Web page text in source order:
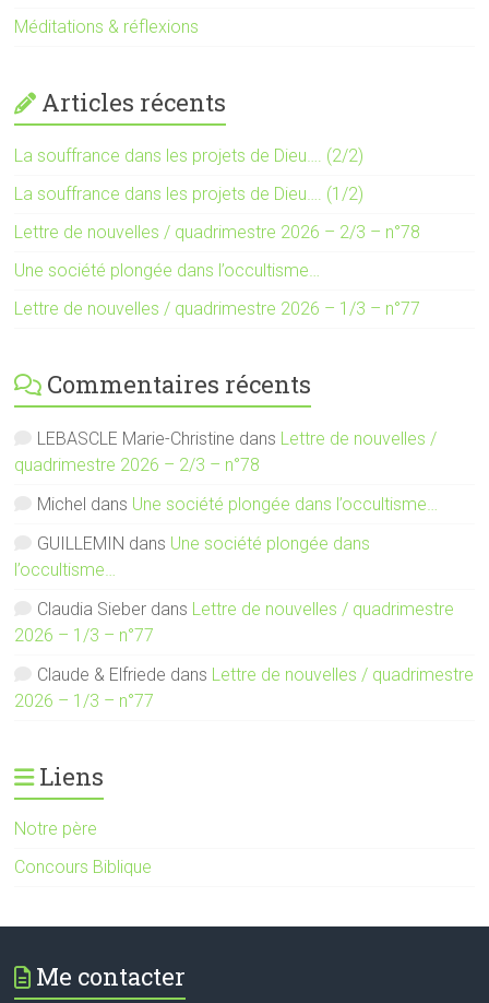
Méditations & réflexions
Articles récents
La souffrance dans les projets de Dieu…. (2/2)
La souffrance dans les projets de Dieu…. (1/2)
Lettre de nouvelles / quadrimestre 2026 – 2/3 – n°78
Une société plongée dans l’occultisme…
Lettre de nouvelles / quadrimestre 2026 – 1/3 – n°77
Commentaires récents
LEBASCLE Marie-Christine dans Lettre de nouvelles /
quadrimestre 2026 – 2/3 – n°78
Michel dans Une société plongée dans l’occultisme…
GUILLEMIN dans Une société plongée dans
l’occultisme…
Claudia Sieber dans Lettre de nouvelles / quadrimestre
2026 – 1/3 – n°77
Claude & Elfriede dans Lettre de nouvelles / quadrimestre
2026 – 1/3 – n°77
Liens
Notre père
Concours Biblique
Me contacter